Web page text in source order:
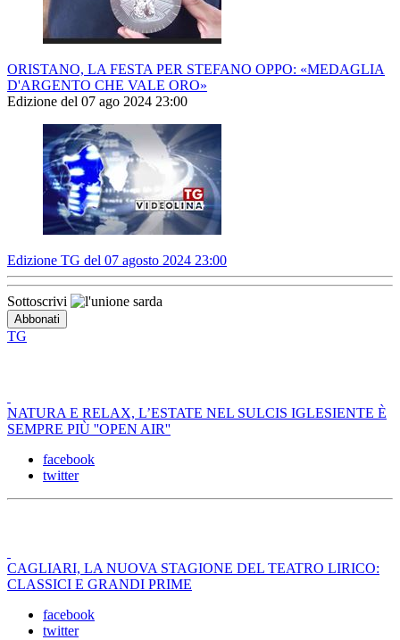
ORISTANO, LA FESTA PER STEFANO OPPO: «MEDAGLIA
D'ARGENTO CHE VALE ORO»
Edizione del 07 ago 2024 23:00
Edizione TG del 07 agosto 2024 23:00
Sottoscrivi
TG
NATURA E RELAX, L’ESTATE NEL SULCIS IGLESIENTE È
SEMPRE PIÙ ''OPEN AIR''
facebook
twitter
CAGLIARI, LA NUOVA STAGIONE DEL TEATRO LIRICO:
CLASSICI E GRANDI PRIME
facebook
twitter